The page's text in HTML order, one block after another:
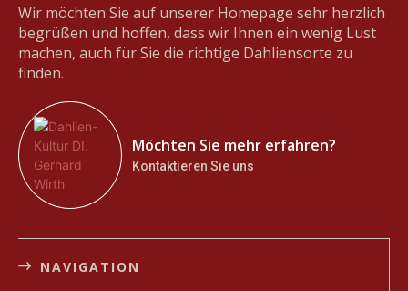
Wir möchten Sie auf unserer Homepage sehr herzlich
begrüßen und hoffen, dass wir Ihnen ein wenig Lust
machen, auch für Sie die richtige Dahliensorte zu
finden.
Möchten Sie mehr erfahren?
Kontaktieren Sie uns
NAVIGATION